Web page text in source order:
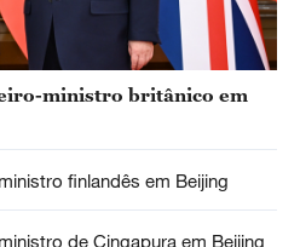
ministro britânico em
finlandês em Beijing
de Cingapura em Beijing